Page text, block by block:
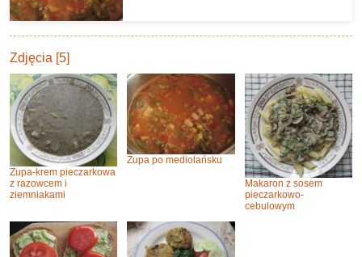
Zdjęcia [5]
Zupa-krem pieczarkowa
z razowcem i
ziemniakami
Zupa po mediolańsku
Makaron z sosem
pieczarkowo-
cebulowym